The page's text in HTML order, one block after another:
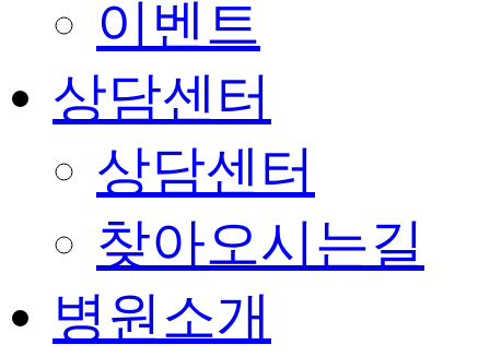
이벤트
상담센터
상담센터
찾아오시는길
병원소개